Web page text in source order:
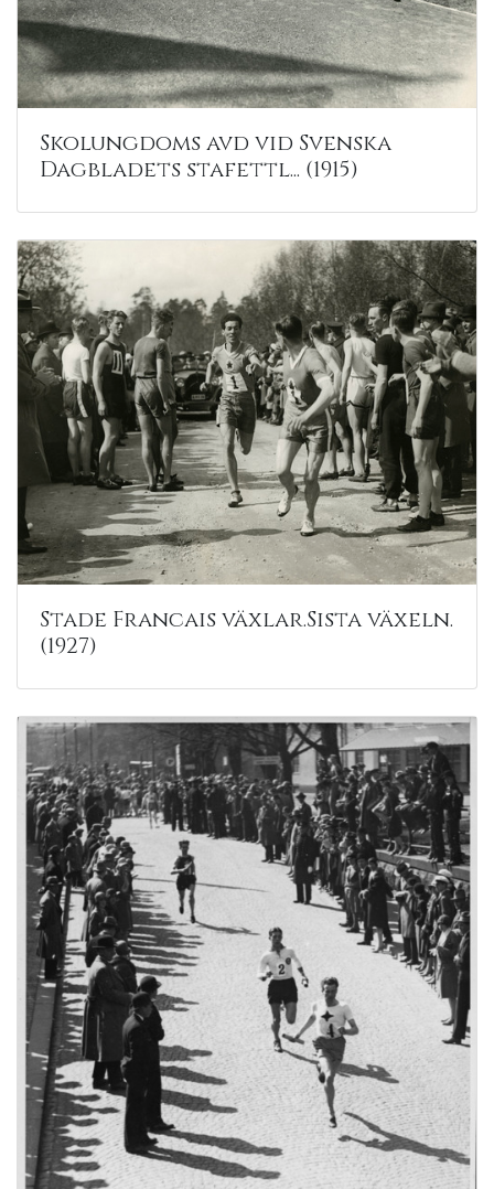
Skolungdoms avd vid Svenska
Dagbladets stafettl... (1915)
Stade Francais växlar.Sista växeln.
(1927)